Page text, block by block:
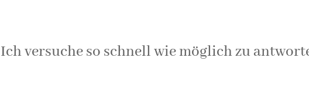
Ich versuche so schnell wie möglich zu